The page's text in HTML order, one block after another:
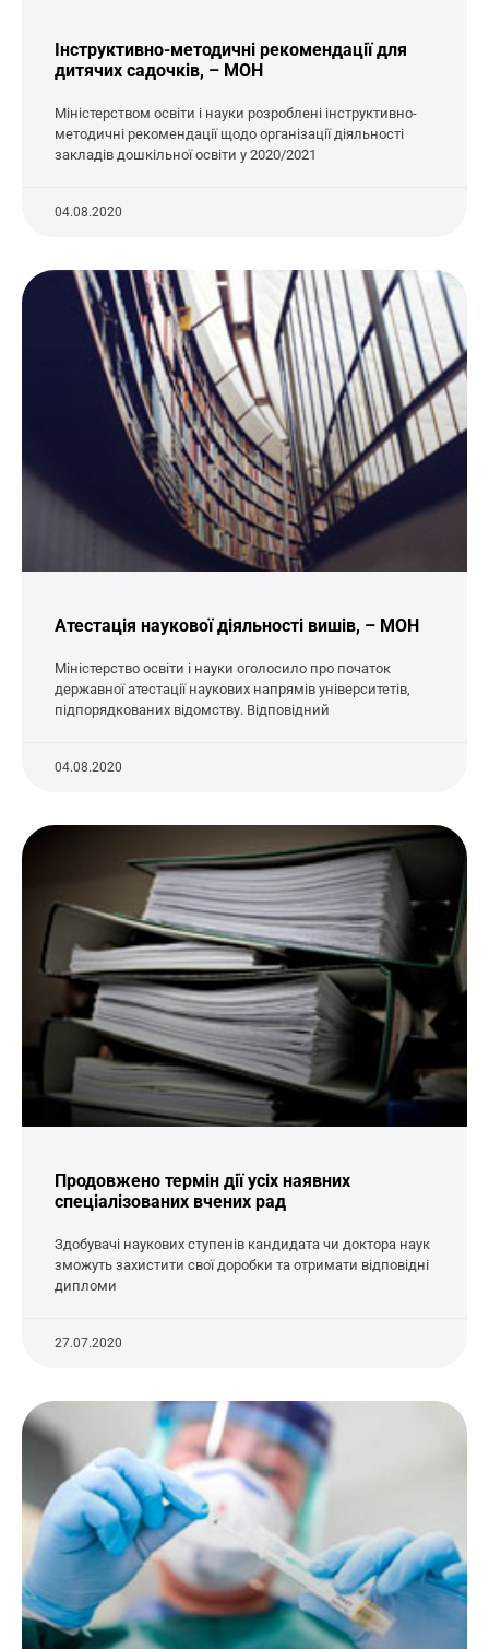
Інструктивно-методичні рекомендації для
дитячих садочків, – МОН
Міністерством освіти і науки розроблені інструктивно-
методичні рекомендації щодо організації діяльності
закладів дошкільної освіти у 2020/2021
04.08.2020
Атестація наукової діяльності вишів, – МОН
Міністерство освіти і науки оголосило про початок
державної атестації наукових напрямів університетів,
підпорядкованих відомству. Відповідний
04.08.2020
Продовжено термін дії усіх наявних
спеціалізованих вчених рад
Здобувачі наукових ступенів кандидата чи доктора наук
зможуть захистити свої доробки та отримати відповідні
дипломи
27.07.2020